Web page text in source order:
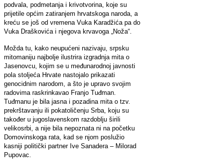
podvala, podmetanja i krivotvorina, koje su
prijetile općim zatiranjem hrvatskoga naroda, a
kreću se još od vremena Vuka Karadžića pa do
Vuka Draškovića i njegova krvavoga „Noža“.
Možda tu, kako neupućeni nazivaju, srpsku
mitomaniju najbolje ilustrira izgradnja mita o
Jasenovcu, kojim se u međunarodnoj javnosti
pola stoljeća Hrvate nastojalo prikazati
genocidnim narodom, a što je upravo svojim
radovima raskrinkavao Franjo Tuđman.
Tuđmanu je bila jasna i pozadina mita o tzv.
prekrštavanju ili pokatoličenju Srba, koju su
također u jugoslavenskom razdoblju širili
velikosrbi, a nije bila nepoznata ni na početku
Domovinskoga rata, kad se njom poslužio
kasniji politički partner Ive Sanadera – Milorad
Pupovac.